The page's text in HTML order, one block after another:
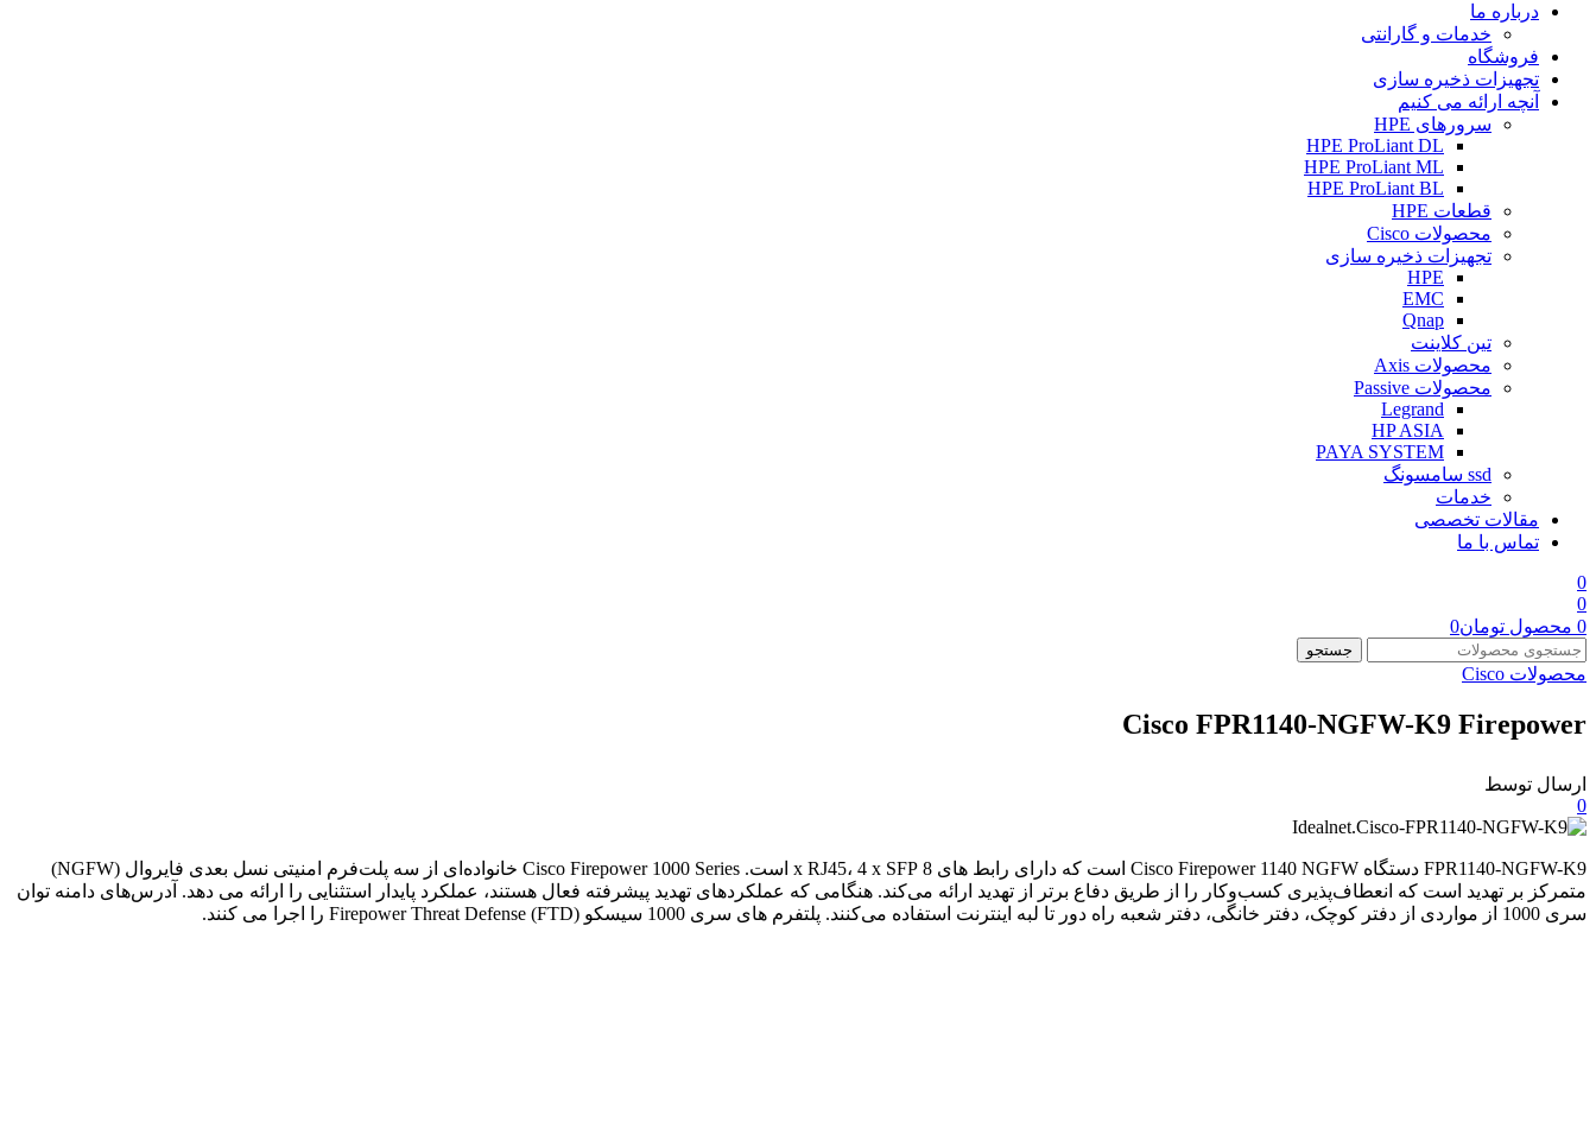
درباره ما
خدمات و گارانتی
فروشگاه
تجهیزات ذخیره سازی
آنچه ارائه می کنیم
سرورهای HPE
HPE ProLiant DL
HPE ProLiant ML
HPE ProLiant BL
قطعات HPE
محصولات Cisco
تجهیزات ذخیره سازی
HPE
EMC
Qnap
تین کلاینت
محصولات Axis
محصولات Passive
Legrand
HP ASIA
PAYA SYSTEM
ssd سامسونگ
خدمات
مقالات تخصصی
تماس با ما
0
0
0 محصول تومان0
جستجو
محصولات Cisco
Cisco FPR1140-NGFW-K9 Firepower
ارسال توسط
0
FPR1140-NGFW-K9 دستگاه Cisco Firepower 1140 NGFW است که دارای رابط های 8 x RJ45، 4 x SFP است. Cisco Firepower 1000 Series خانواده‌ای از سه پلت‌فرم امنیتی نسل بعدی فایروال (NGFW)
متمرکز بر تهدید است که انعطاف‌پذیری کسب‌وکار را از طریق دفاع برتر از تهدید ارائه می‌کند. هنگامی که عملکردهای تهدید پیشرفته فعال هستند، عملکرد پایدار استثنایی را ارائه می دهد. آدرس‌های دامنه توان
سری 1000 از مواردی از دفتر کوچک، دفتر خانگی، دفتر شعبه راه دور تا لبه اینترنت استفاده می‌کنند. پلتفرم های سری 1000 سیسکو Firepower Threat Defense (FTD) را اجرا می کنند.